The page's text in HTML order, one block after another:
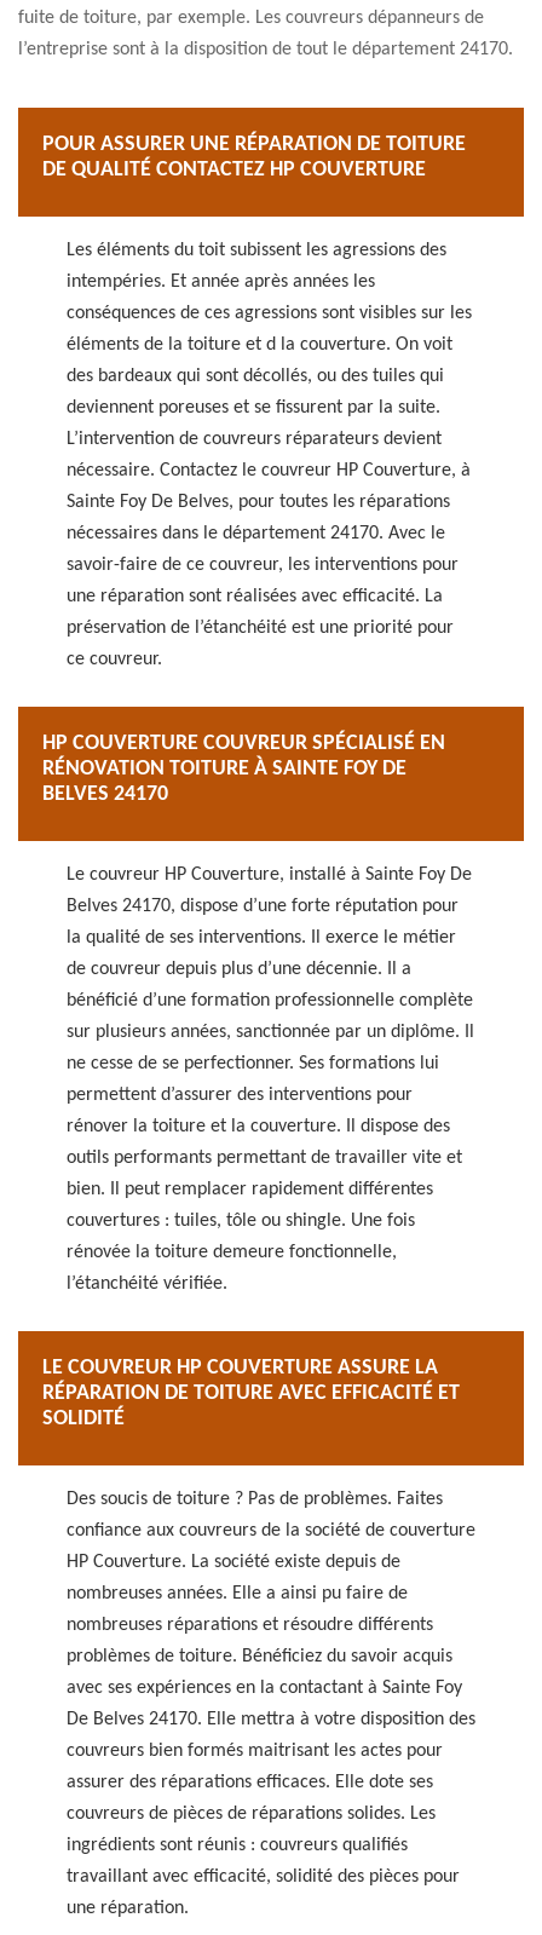
fuite de toiture, par exemple. Les couvreurs dépanneurs de
l’entreprise sont à la disposition de tout le département 24170.
POUR ASSURER UNE RÉPARATION DE TOITURE
DE QUALITÉ CONTACTEZ HP COUVERTURE
Les éléments du toit subissent les agressions des
intempéries. Et année après années les
conséquences de ces agressions sont visibles sur les
éléments de la toiture et d la couverture. On voit
des bardeaux qui sont décollés, ou des tuiles qui
deviennent poreuses et se fissurent par la suite.
L’intervention de couvreurs réparateurs devient
nécessaire. Contactez le couvreur HP Couverture, à
Sainte Foy De Belves, pour toutes les réparations
nécessaires dans le département 24170. Avec le
savoir-faire de ce couvreur, les interventions pour
une réparation sont réalisées avec efficacité. La
préservation de l’étanchéité est une priorité pour
ce couvreur.
HP COUVERTURE COUVREUR SPÉCIALISÉ EN
RÉNOVATION TOITURE À SAINTE FOY DE
BELVES 24170
Le couvreur HP Couverture, installé à Sainte Foy De
Belves 24170, dispose d’une forte réputation pour
la qualité de ses interventions. Il exerce le métier
de couvreur depuis plus d’une décennie. Il a
bénéficié d’une formation professionnelle complète
sur plusieurs années, sanctionnée par un diplôme. Il
ne cesse de se perfectionner. Ses formations lui
permettent d’assurer des interventions pour
rénover la toiture et la couverture. Il dispose des
outils performants permettant de travailler vite et
bien. Il peut remplacer rapidement différentes
couvertures : tuiles, tôle ou shingle. Une fois
rénovée la toiture demeure fonctionnelle,
l’étanchéité vérifiée.
LE COUVREUR HP COUVERTURE ASSURE LA
RÉPARATION DE TOITURE AVEC EFFICACITÉ ET
SOLIDITÉ
Des soucis de toiture ? Pas de problèmes. Faites
confiance aux couvreurs de la société de couverture
HP Couverture. La société existe depuis de
nombreuses années. Elle a ainsi pu faire de
nombreuses réparations et résoudre différents
problèmes de toiture. Bénéficiez du savoir acquis
avec ses expériences en la contactant à Sainte Foy
De Belves 24170. Elle mettra à votre disposition des
couvreurs bien formés maitrisant les actes pour
assurer des réparations efficaces. Elle dote ses
couvreurs de pièces de réparations solides. Les
ingrédients sont réunis : couvreurs qualifiés
travaillant avec efficacité, solidité des pièces pour
une réparation.